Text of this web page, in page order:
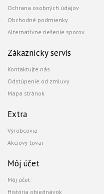
Ochrana osobných údajov
Obchodné podmienky
Alternatívne riešenie sporov
Zákaznícky servis
Kontaktujte nás
Odstúpenie od zmluvy
Mapa stránok
Extra
Výrobcovia
Akciový tovar
Môj účet
Môj účet
História objednávok